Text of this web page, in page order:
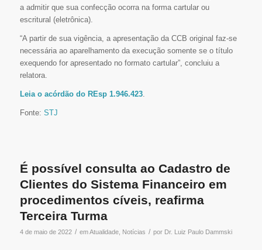
a admitir que sua confecção ocorra na forma cartular ou
escritural (eletrônica).
“A partir de sua vigência, a apresentação da CCB original faz-se
necessária ao aparelhamento da execução somente se o título
exequendo for apresentado no formato cartular”, concluiu a
relatora.
Leia o acórdão do REsp 1.946.423.
Fonte: STJ
É possível consulta ao Cadastro de
Clientes do Sistema Financeiro em
procedimentos cíveis, reafirma
Terceira Turma
4 de maio de 2022 / emAtualidade, Notícias / por Dr. Luiz Paulo Dammski